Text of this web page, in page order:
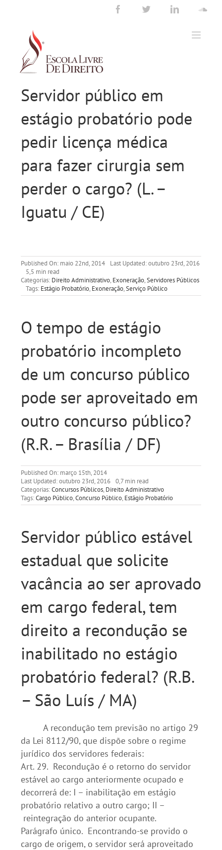
LinkedIn
Twitter
Facebook
Servidor público em
estágio probatório pode
pedir licença médica
para fazer cirurgia sem
perder o cargo? (L. –
Iguatu / CE)
Published On: maio 22nd, 2014
Last Updated: outubro 23rd, 2016
5,5 min read
Categorias: Direito Administrativo, Exoneração,Servidores Públicos
Tags: Estágio Probatório, Exoneração,Serviço Público
O tempo de estágio
probatório incompleto
de um concurso público
pode ser aproveitado em
outro concurso público?
(R.R. – Brasília / DF)
Published On: março 15th, 2014
Last Updated: outubro 23rd, 2016 0,7 min read
Categorias:Concursos Públicos, Direito Administrativo
Tags:Cargo Público,Concurso Público, Estágio Probatório
Servidor público estável
estadual que solicite
vacância ao ser aprovado
em cargo federal, tem
direito a recondução se
inabilitado no estágio
probatório federal? (R.B.
– São Luís / MA)
A recondução tem previsão no artigo 29
da Lei 8112/90, que dispõe sobre o regime
jurídico dos servidores federais:
Art. 29. Recondução é o retorno do servidor
estável ao cargo anteriormente ocupado e
decorrerá de: I – inabilitação em estágio
probatório relativo a outro cargo; II –
reintegração do anterior ocupante.
Parágrafo único. Encontrando-se provido o
cargo de origem, o servidor será aproveitado